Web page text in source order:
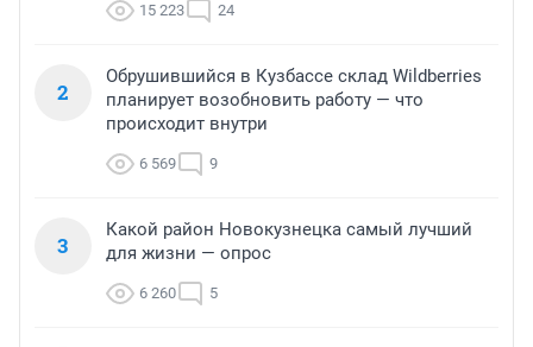
15 223 24
2
Обрушившийся в Кузбассе склад Wildberries
планирует возобновить работу — что
происходит внутри
6 569 9
3
Какой район Новокузнецка самый лучший
для жизни — опрос
6 260 5